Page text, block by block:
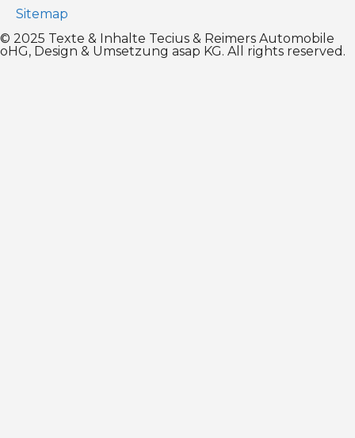
Sitemap
© 2025 Texte & Inhalte Tecius & Reimers Automobile
oHG, Design & Umsetzung asap KG. All rights reserved.